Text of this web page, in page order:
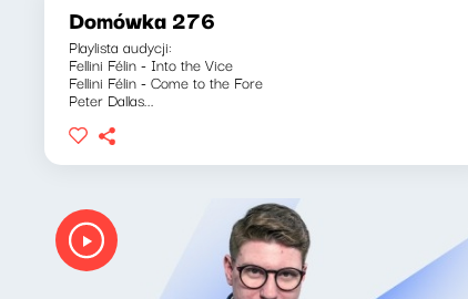
Domówka 276
Playlista audycji:
Fellini Félin - Into the Vice
Fellini Félin - Come to the Fore
Peter Dallas...